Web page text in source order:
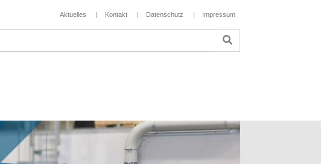
Aktuelles Kontakt Datenschutz Impressum